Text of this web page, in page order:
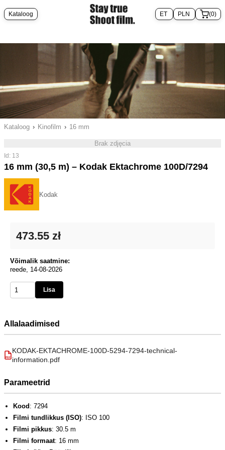
Kataloog (0)
Kataloog › Kinofilm › 16 mm
Brak zdjęcia
Id: 13
16 mm (30,5 m) – Kodak Ektachrome 100D/7294
Kodak
473.55 zł
Võimalik saatmine:
reede, 14-08-2026
Lisa
Allalaadimised
PDF
KODAK-EKTACHROME-100D-5294-7294-technical-
information.pdf
Parameetrid
Kood : 7294
Filmi tundlikkus (ISO): ISO 100
Filmi pikkus: 30.5 m
Filmi formaat: 16 mm